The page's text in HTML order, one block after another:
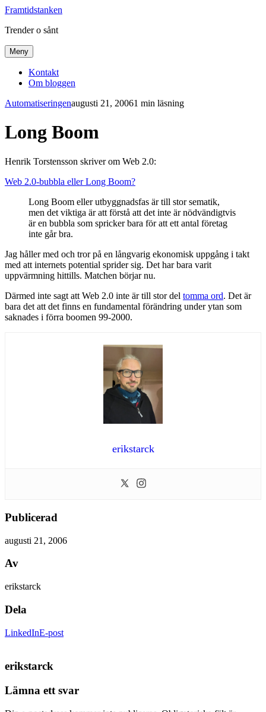
Framtidstanken
Trender o sånt
Meny
Kontakt
Om bloggen
Automatiseringenaugusti 21, 20061 min läsning
Long Boom
Henrik Torstensson skriver om Web 2.0:
Web 2.0-bubbla eller Long Boom?
Long Boom eller utbyggnadsfas är till stor sematik,
men det viktiga är att förstå att det inte är nödvändigtvis
är en bubbla som spricker bara för att ett antal företag
inte går bra.
Jag håller med och tror på en långvarig ekonomisk uppgång i takt
med att internets potential sprider sig. Det har bara varit
uppvärmning hittills. Matchen börjar nu.
Därmed inte sagt att Web 2.0 inte är till stor del tomma ord. Det är
bara det att det finns en fundamental förändring under ytan som
saknades i förra boomen 99-2000.
erikstarck
Publicerad
augusti 21, 2006
Av
erikstarck
Dela
LinkedInE-post
erikstarck
Lämna ett svar